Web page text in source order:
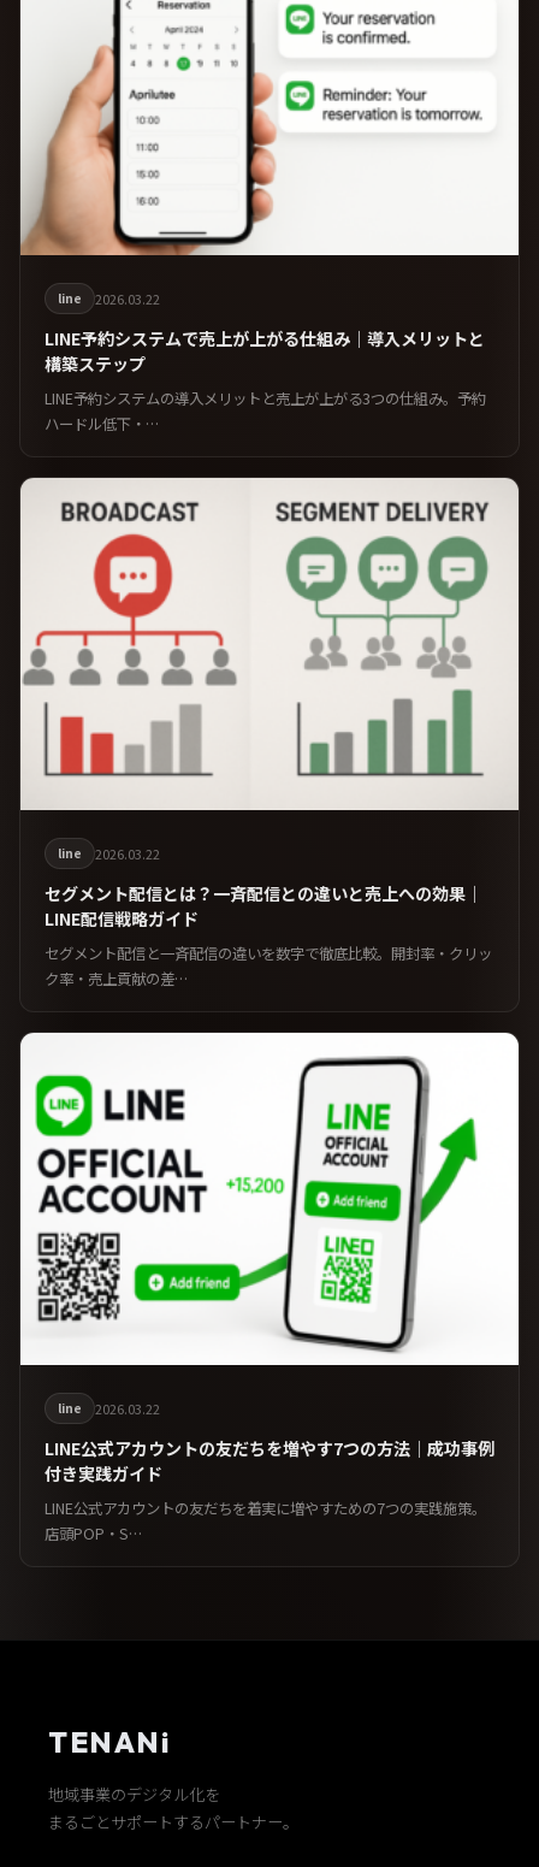
line 2026.03.22
LINE予約システムで売上が上がる仕組み｜導入メリットと
構築ステップ
LINE予約システムの導入メリットと売上が上がる3つの仕組み。予約
ハードル低下・…
line 2026.03.22
セグメント配信とは？一斉配信との違いと売上への効果｜
LINE配信戦略ガイド
セグメント配信と一斉配信の違いを数字で徹底比較。開封率・クリッ
ク率・売上貢献の差…
line 2026.03.22
LINE公式アカウントの友だちを増やす7つの方法｜成功事例
付き実践ガイド
LINE公式アカウントの友だちを着実に増やすための7つの実践施策。
店頭POP・S…
TENANi
地域事業のデジタル化を
まるごとサポートするパートナー。